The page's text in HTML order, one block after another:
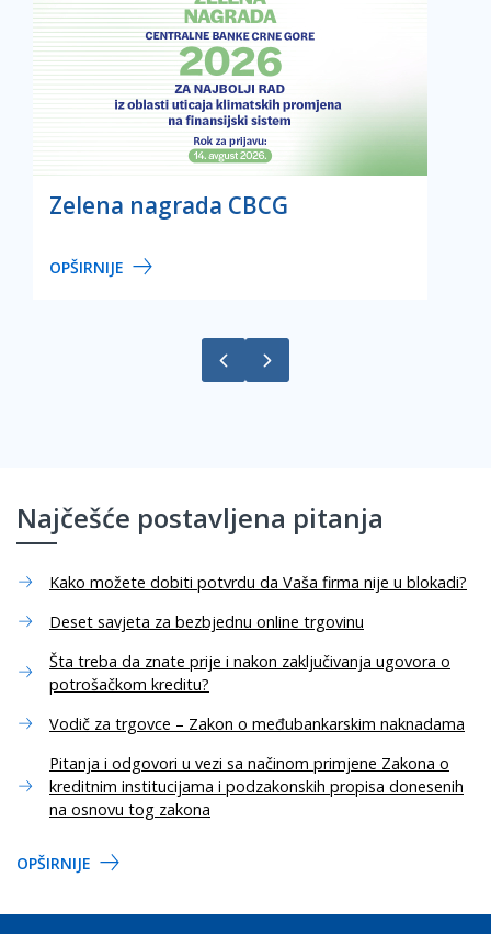
Zelena nagrada CBCG
OPŠIRNIJE
Najčešće postavljena pitanja
Kako možete dobiti potvrdu da Vaša firma nije u blokadi?
Deset savjeta za bezbjednu online trgovinu
Šta treba da znate prije i nakon zaključivanja ugovora o
potrošačkom kreditu?
Vodič za trgovce – Zakon o međubankarskim naknadama
Pitanja i odgovori u vezi sa načinom primjene Zakona o
kreditnim institucijama i podzakonskih propisa donesenih
na osnovu tog zakona
OPŠIRNIJE